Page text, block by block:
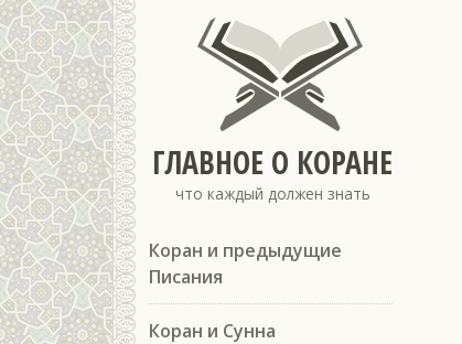
ГЛАВНОЕ О КОРАНЕ
что каждый должен знать
Коран и предыдущие
Писания
Коран и Сунна